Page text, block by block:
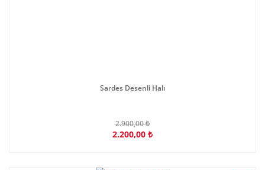
Sardes Desenli Halı
2.900,00 ₺
2.200,00 ₺